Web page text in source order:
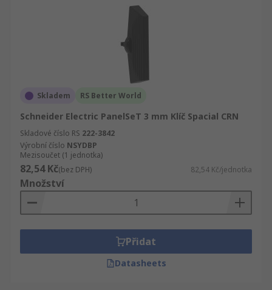
Skladem RS Better World
Schneider Electric PanelSeT 3 mm Klíč Spacial CRN
Skladové číslo RS 222-3842
Výrobní číslo NSYDBP
Mezisoučet (1 jednotka)
82,54 Kč(bez DPH) 82,54 Kč/jednotka
Množství
Přidat
Datasheets